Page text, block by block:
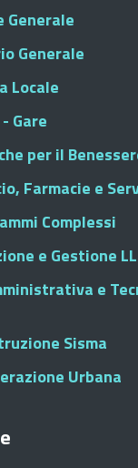
Generale
Locale
Gare
per il
Farmacie e
Complessi
e Gestione
e
Sisma
Urbana